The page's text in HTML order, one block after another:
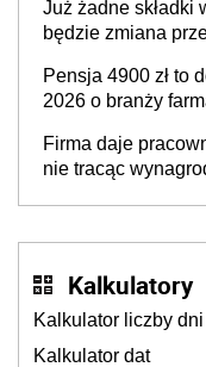
Już żadne składki
będzie zmiana
Pensja 4900 zł to
2026 o branży
Firma daje
nie tracąc
Kalkulatory
Kalkulator liczby dni
Kalkulator dat